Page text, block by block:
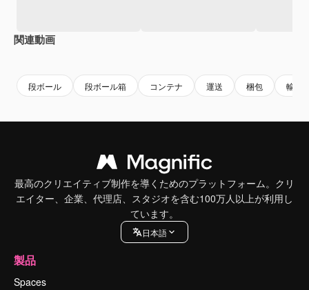
関連動画
段ボール 段ボール箱 コンテナ 運送 梱包 輸送
最高のクリエイティブ制作を導くためのプラットフォーム。クリ
エイター、企業、代理店、スタジオを含む100万人以上が利用し
ています。
日本語
製品
Spaces